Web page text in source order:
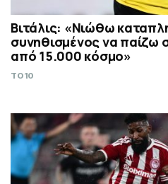
Βιτάλις: «Νιώθω
συνηθισμένος να παίζω
από 15.000 κόσμο»
TO10